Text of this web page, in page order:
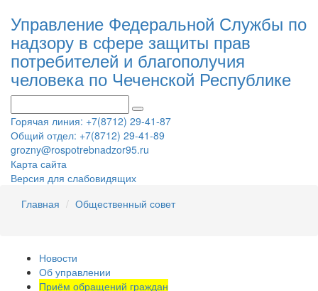
Управление Федеральной Службы по
надзору в сфере защиты прав
потребителей и благополучия
человека по Чеченской Республике
Горячая линия: +7(8712) 29-41-87
Общий отдел: +7(8712) 29-41-89
grozny@rospotrebnadzor95.ru
Карта сайта
Версия для слабовидящих
Главная
Общественный совет
Новости
Об управлении
Приём обращений граждан